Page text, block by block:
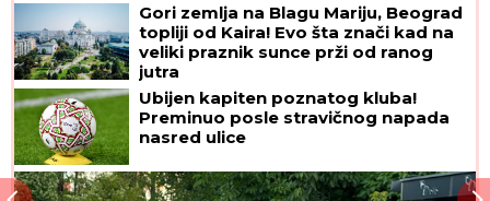
Gori zemlja na Blagu Mariju, Beograd
topliji od Kaira! Evo šta znači kad na
veliki praznik sunce prži od ranog
jutra
Ubijen kapiten poznatog kluba!
Preminuo posle stravičnog napada
nasred ulice